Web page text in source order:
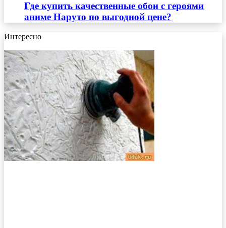
Где купить качественные обои с героями
аниме Наруто по выгодной цене?
Интересно